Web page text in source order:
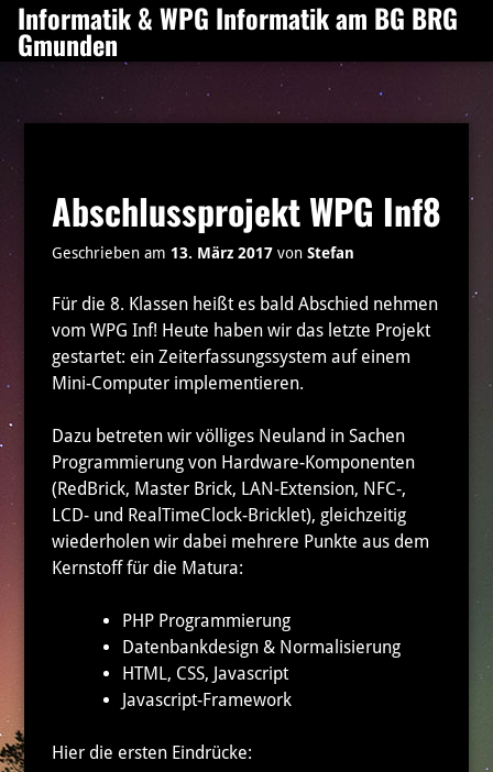
Zum
Inhalt
springen
Informatik & WPG Informatik am BG BRG
Gmunden
Abschlussprojekt WPG Inf8
Geschrieben am 13. März 2017von Stefan
Für die 8. Klassen heißt es bald Abschied nehmen
vom WPG Inf! Heute haben wir das letzte Projekt
gestartet: ein Zeiterfassungssystem auf einem
Mini-Computer implementieren.
Dazu betreten wir völliges Neuland in Sachen
Programmierung von Hardware-Komponenten
(RedBrick, Master Brick, LAN-Extension, NFC-,
LCD- und RealTimeClock-Bricklet), gleichzeitig
wiederholen wir dabei mehrere Punkte aus dem
Kernstoff für die Matura:
PHP Programmierung
Datenbankdesign & Normalisierung
HTML, CSS, Javascript
Javascript-Framework
Hier die ersten Eindrücke: